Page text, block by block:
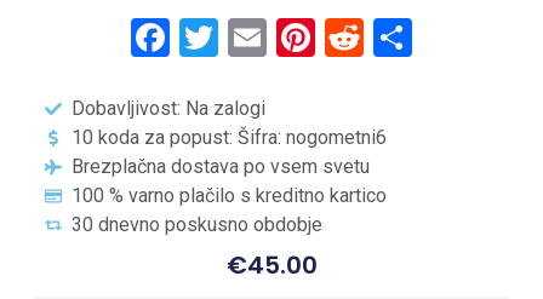
Facebook
Twitter
EmailPinterest
Reddit
Dobavljivost: Na zalogi
10 koda za popust: Šifra: nogometni6
Brezplačna dostava po vsem svetu
100 % varno plačilo s kreditno kartico
30 dnevno poskusno obdobje
€45.00